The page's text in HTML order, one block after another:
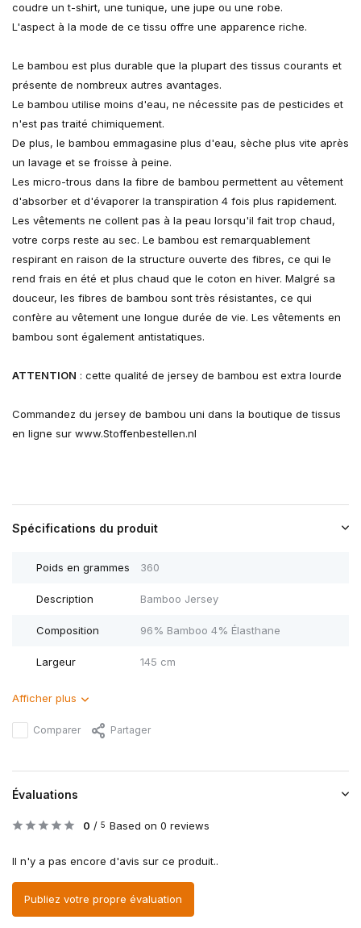
coudre un t-shirt, une tunique, une jupe ou une robe.
L'aspect à la mode de ce tissu offre une apparence riche.
Le bambou est plus durable que la plupart des tissus courants et
présente de nombreux autres avantages.
Le bambou utilise moins d'eau, ne nécessite pas de pesticides et
n'est pas traité chimiquement.
De plus, le bambou emmagasine plus d'eau, sèche plus vite après
un lavage et se froisse à peine.
Les micro-trous dans la fibre de bambou permettent au vêtement
d'absorber et d'évaporer la transpiration 4 fois plus rapidement.
Les vêtements ne collent pas à la peau lorsqu'il fait trop chaud,
votre corps reste au sec. Le bambou est remarquablement
respirant en raison de la structure ouverte des fibres, ce qui le
rend frais en été et plus chaud que le coton en hiver. Malgré sa
douceur, les fibres de bambou sont très résistantes, ce qui
confère au vêtement une longue durée de vie. Les vêtements en
bambou sont également antistatiques.
ATTENTION : cette qualité de jersey de bambou est extra lourde
Commandez du jersey de bambou uni dans la boutique de tissus
en ligne sur www.Stoffenbestellen.nl
Spécifications du produit
Poids en grammes 360
Description Bamboo Jersey
Composition 96% Bamboo 4% Élasthane
Largeur 145 cm
Afficher plus
Comparer Partager
Évaluations
0 / 5 Based on 0 reviews
Il n'y a pas encore d'avis sur ce produit..
Publiez votre propre évaluation